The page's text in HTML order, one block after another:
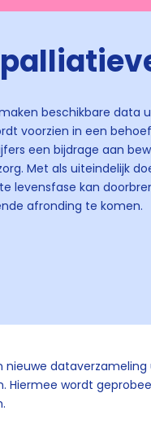
beschikbare data
voorzien in een
een bijdrage aan
Met als uiteindelijk
levensfase kan
afronding te komen.
nieuwe
Hiermee wordt